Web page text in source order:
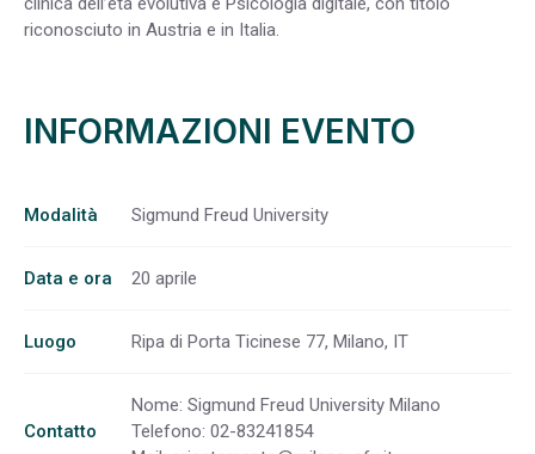
riconosciuto in Austria e in Italia.
INFORMAZIONI EVENTO
Modalità Sigmund Freud University
Data e ora 20 aprile
Luogo Ripa di Porta Ticinese 77, Milano, IT
Contatto
Nome: Sigmund Freud University Milano
Telefono: 02-83241854